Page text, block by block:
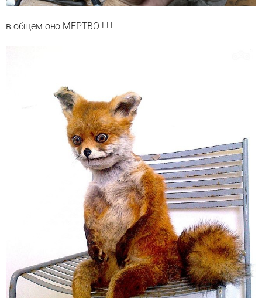
в общем оно МЕРТВО ! ! !